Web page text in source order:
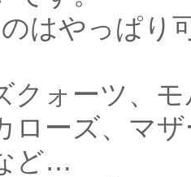
はやっぱり
クォーツ、
ローズ、マ
ど…